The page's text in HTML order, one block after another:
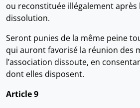
ou reconstituée illégalement après
dissolution.
Seront punies de la même peine
qui auront favorisé la réunion des
l’association dissoute, en
dont elles disposent.
Article 9